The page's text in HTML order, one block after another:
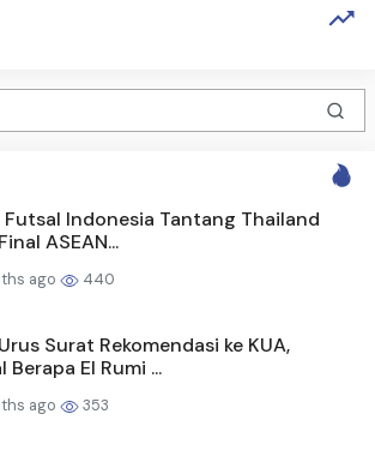
Futsal Indonesia Tantang Thailand
ASEAN...
ago 440
Surat Rekomendasi ke KUA,
Berapa El Rumi ...
ago 353